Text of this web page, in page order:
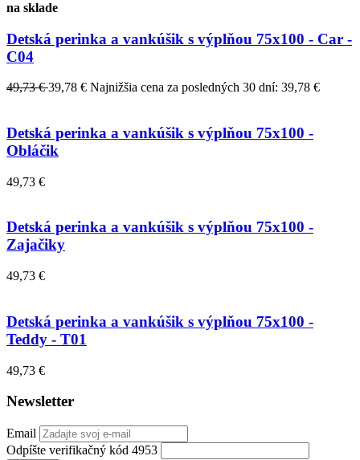
na sklade
Detská perinka a vankúšik s výplňou 75x100 - Car -
C04
49,73 €39,78 € Najnižšia cena za posledných 30 dní: 39,78 €
Detská perinka a vankúšik s výplňou 75x100 -
Obláčik
49,73 €
Detská perinka a vankúšik s výplňou 75x100 -
Zajačiky
49,73 €
Detská perinka a vankúšik s výplňou 75x100 -
Teddy - T01
49,73 €
Newsletter
Email
Odpíšte verifikačný kód 4953